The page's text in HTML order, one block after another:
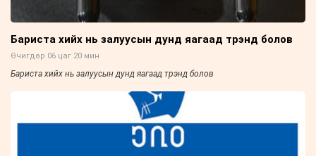
Бариста хийх нь залуусын дунд яагаад трэнд болов
Өчигдөр 06 цаг 20 мин
Бариста хийх нь залуусын дунд яагаад трэнд болов